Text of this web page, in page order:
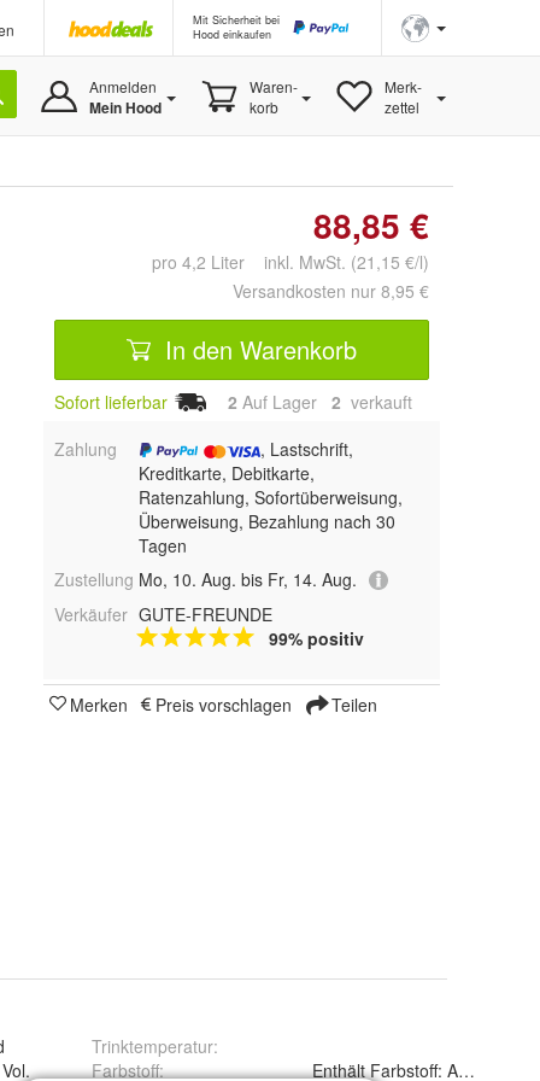
Mit Sicherheit bei
Hood einkaufen
Anmelden
Mein Hood
Waren-
korb
Merk-
zettel
88,85 €
pro 4,2 Liter inkl. MwSt. (21,15 €/l)
Versandkosten nur 8,95 €
In den Warenkorb
Sofort lieferbar 2 Auf Lager 2 verkauft
Zahlung
, Lastschrift,
Kreditkarte, Debitkarte,
Ratenzahlung, Sofortüberweisung,
Überweisung, Bezahlung nach 30
Tagen
Zustellung Mo, 10. Aug. bis Fr, 14. Aug.
Verkäufer GUTE-FREUNDE
99% positiv
Merken Preis vorschlagen Teilen
Trinktemperatur:
Farbstoff:
Enthält Farbstoff: Ammoniak-